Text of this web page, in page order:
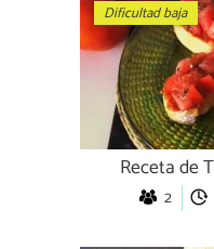
Dificultad baja
Receta de
2